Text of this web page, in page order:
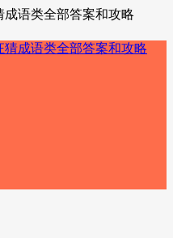
语类全部答案和攻略